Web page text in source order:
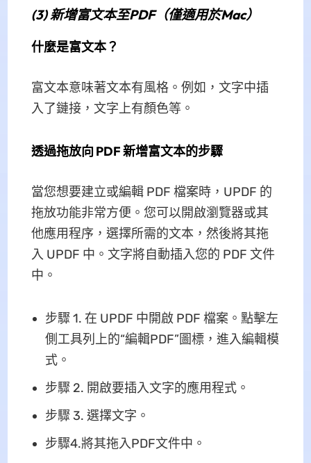
(3) 新增富文本至PDF（僅適用於Mac）
什麼是富文本？
富文本意味著文本有風格。例如，文字中插
入了鏈接，文字上有顏色等。
透過拖放向 PDF 新增富文本的步驟
當您想要建立或編輯 PDF 檔案時，UPDF 的
拖放功能非常方便。您可以開啟瀏覽器或其
他應用程序，選擇所需的文本，然後將其拖
入 UPDF 中。文字將自動插入您的 PDF 文件
中。
步驟 1. 在 UPDF 中開啟 PDF 檔案。點擊左
側工具列上的“編輯PDF”圖標，進入編輯模
式。
步驟 2. 開啟要插入文字的應用程式。
步驟 3. 選擇文字。
步驟4.將其拖入PDF文件中。